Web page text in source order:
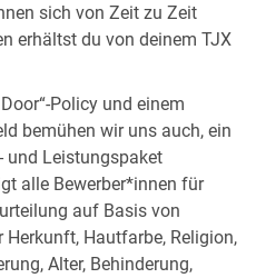
sich von Zeit zu Zeit
erhältst du von deinem TJX
Policy und einem
bemühen wir uns auch, ein
und Leistungspaket
alle Bewerber*innen für
auf Basis von
Hautfarbe, Religion,
Alter, Behinderung,